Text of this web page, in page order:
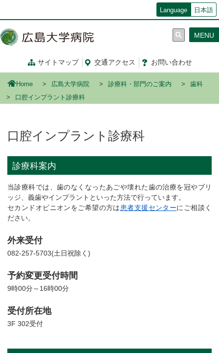
コ
ン
移
Language 日本語
サイトマップ 交通アクセス お問い合わせ
MENU
Home 広島大学病院 診療科・部門のご案内
歯科
口腔インプラント診療科
口腔インプラント診療科
診療科案内
当診療科では、歯のなくなったあごや壊れた歯の治療を冠やブリ
ッジ、義歯やインプラントといった方法で行っています。
セカンドオピニオンをご希望の方は患者支援センターにご相談く
ださい。
外来受付
082-257-5703(土日祝除く)
予約変更受付時間
9時00分～16時00分
受付所在地
3F 302受付